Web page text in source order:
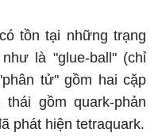
tồn tại những trạng
là "glue-ball" (chỉ
tử" gồm hai cặp
gồm quark-phản
phát hiện tetraquark.